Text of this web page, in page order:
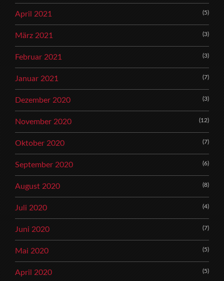
April 2021 (5)
März 2021 (3)
Februar 2021 (3)
Januar 2021 (7)
Dezember 2020 (3)
November 2020 (12)
Oktober 2020 (7)
September 2020 (6)
August 2020 (8)
Juli 2020 (4)
Juni 2020 (7)
Mai 2020 (5)
April 2020 (5)